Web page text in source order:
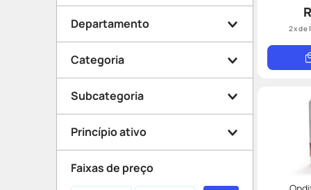
Departamento
Dermocosméticos
Medicamentos
Saúde e Bem Estar
Beleza e Proteção
Higiene
Categoria
Rosto
Corpo
Coração e Circulação
Cabelo
Subcategoria
Limpeza
Anti Idade
Princípio ativo
Faixas de preço
2x de